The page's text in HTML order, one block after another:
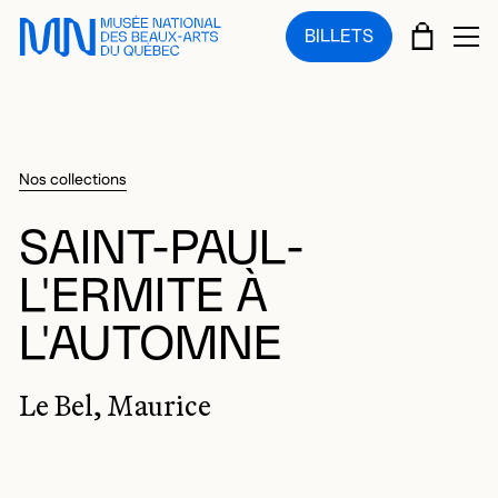
Sauter au menu principal
Sauter au contenu principal
Sauter au pied de page
BILLETS PANIER
Nos collections
SAINT-PAUL-
L'ERMITE À
L'AUTOMNE
Le Bel, Maurice